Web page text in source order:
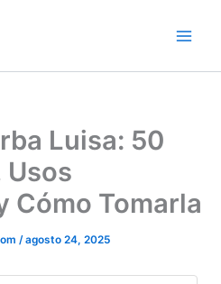
Luisa: 50
Usos
Cómo Tomarla
/agosto 24, 2025